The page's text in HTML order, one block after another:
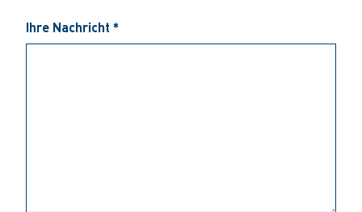
Ihre Nachricht *